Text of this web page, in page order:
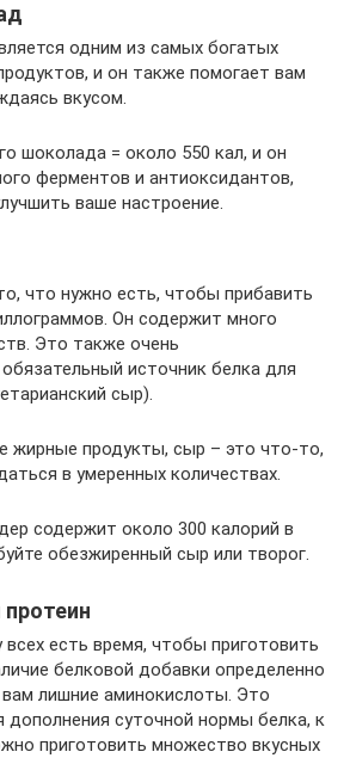
одним из самых богатых
и он также помогает вам
вкусом.
шоколада = около 550 кал, и он
ферментов и антиоксидантов,
ваше настроение.
что нужно есть, чтобы прибавить
Он содержит много
Это также очень
источник белка для
сыр).
жирные продукты, сыр – это что-то,
в умеренных количествах.
содержит около 300 калорий в
обезжиренный сыр или творог.
всех есть время, чтобы приготовить
белковой добавки определенно
лишние аминокислоты. Это
суточной нормы белка, к
приготовить множество вкусных